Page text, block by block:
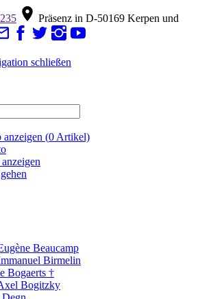
Präsenz in D-50169 Kerpen und
schließen
anzeigen (0 Artikel)
Beaucamp
Birmelin
Bogaerts †
Bogitzky